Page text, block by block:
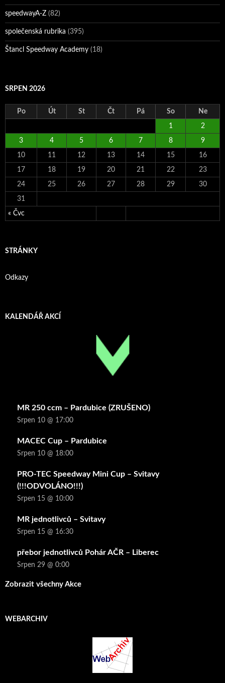
speedwayA-Z (82)
společenská rubrika (395)
Štancl Speedway Academy (18)
SRPEN 2026
Po Út St Čt Pá So Ne
« Čvc
1 2
3 4 5 6 7 8 9
10 11 12 13 14 15 16
17 18 19 20 21 22 23
24 25 26 27 28 29 30
31
STRÁNKY
Odkazy
KALENDÁŘ AKCÍ
MR 250 ccm – Pardubice (ZRUŠENO)
Srpen 10 @ 17:00
MACEC Cup – Pardubice
Srpen 10 @ 18:00
PRO-TEC Speedway Mini Cup – Svitavy
(!!!ODVOLÁNO!!!)
Srpen 15 @ 10:00
MR jednotlivců – Svitavy
Srpen 15 @ 16:30
přebor jednotlivců Pohár AČR – Liberec
Srpen 29 @ 0:00
Zobrazit všechny Akce
WEBARCHIV